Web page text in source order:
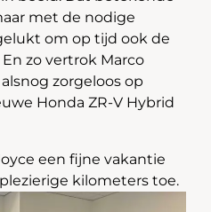
met de nodige
om op tijd ook de
zo vertrok Marco
zorgeloos op
Honda ZR-V Hybrid
een fijne vakantie
kilometers toe.